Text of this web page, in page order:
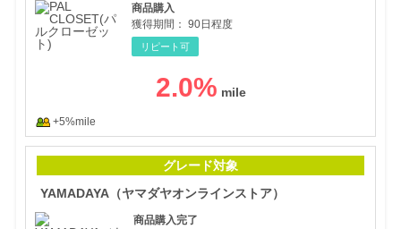
商品購入
獲得期間： 90日程度
リピート可
2.0%
+5%mile
グレード対象
YAMADAYA（ヤマダヤオンラインストア）
商品購入完了